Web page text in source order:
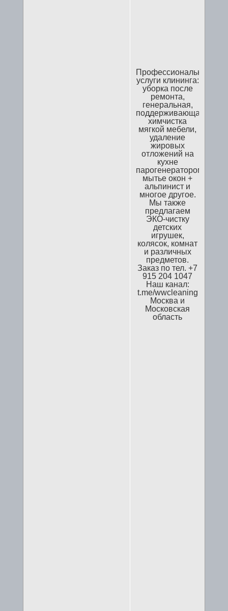
Профессиональные
услуги клининга:
уборка после
ремонта,
генеральная,
поддерживающая,
химчистка
мягкой мебели,
удаление
жировых
отложений на
кухне
парогенератором,
мытье окон +
альпинист и
многое другое.
Мы также
предлагаем
ЭКО-чистку
детских
игрушек,
колясок, комнат
и различных
предметов.
Заказ по тел. +7
915 204 1047
Наш канал:
t.me/wwcleaning
Москва и
Московская
область